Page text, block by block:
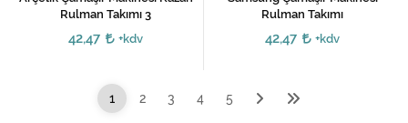
Rulman Takımı 3
42,47 +kdv
Rulman Takımı
42,47 +kdv
1 2 3 4 5